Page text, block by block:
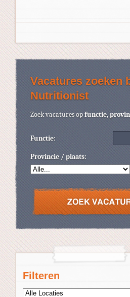
Filteren
Vacatures zoeken
Nutritionist
Zoek vacatures opfunctie,
Functie:
Provincie / plaats: